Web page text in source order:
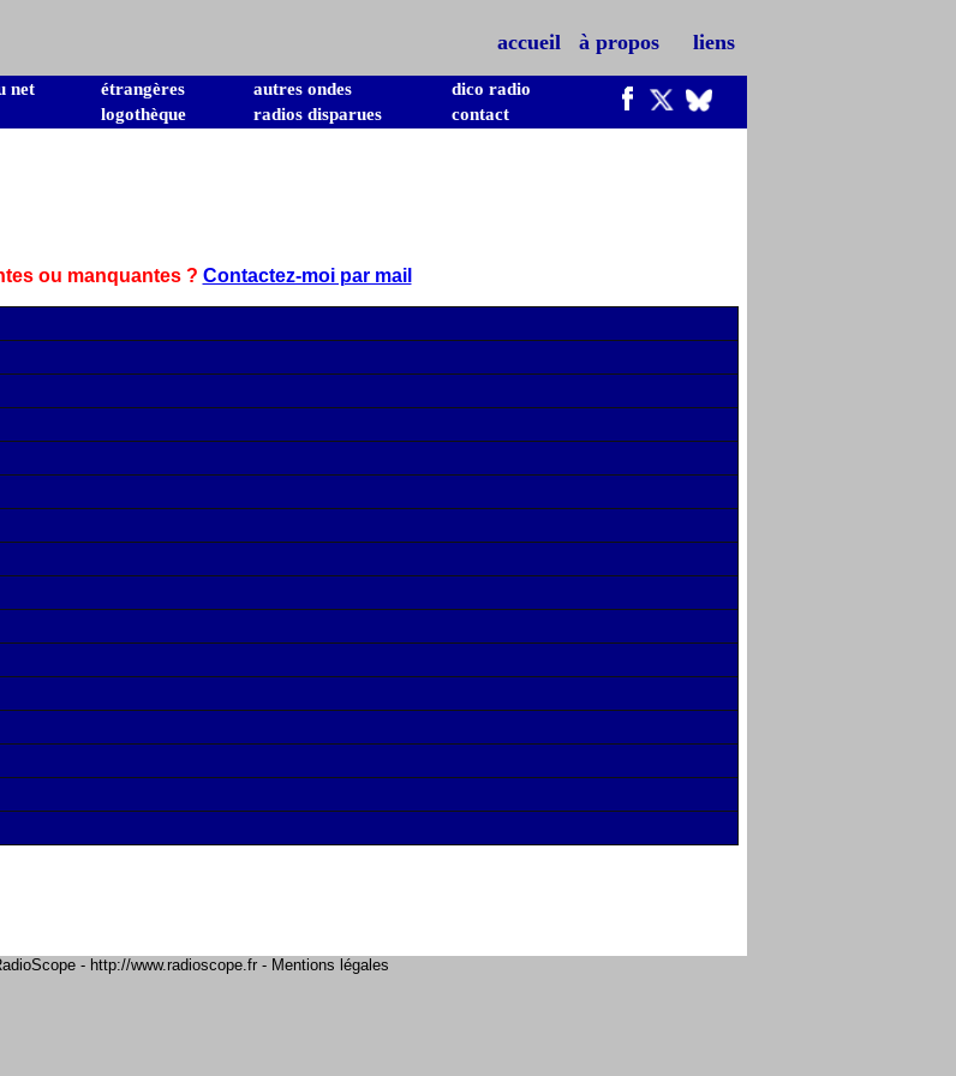
accueil à propos liens
net étrangères autres ondes
dico radio
logothèque radios disparues contact
ou manquantes ? Contactez-moi par mail
- http://www.radioscope.fr - Mentions légales